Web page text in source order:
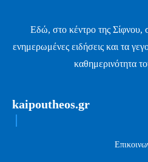
Εδώ, στο κέντρο της Σίφνου,
ενημερωμένες ειδήσεις και τα
καθημερινότητα
kaipoutheos.gr